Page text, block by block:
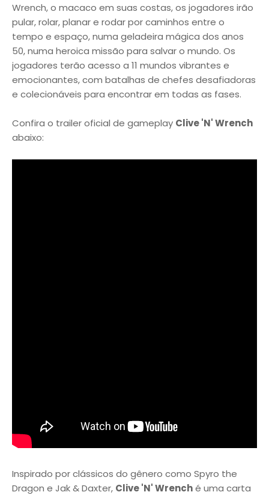
Wrench, o macaco em suas costas, os jogadores irão
pular, rolar, planar e rodar por caminhos entre o
tempo e espaço, numa geladeira mágica dos anos
50, numa heroica missão para salvar o mundo. Os
jogadores terão acesso a 11 mundos vibrantes e
emocionantes, com batalhas de chefes desafiadoras
e colecionáveis para encontrar em todas as fases.
Confira o trailer oficial de gameplay Clive 'N' Wrench
abaixo:
Inspirado por clássicos do gênero como Spyro the
Dragon e Jak & Daxter, Clive 'N' Wrenché uma carta